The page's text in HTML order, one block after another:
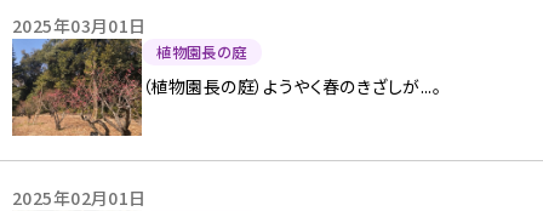
2025年03月01日
植物園長の庭
（植物園長の庭）ようやく春のきざしが...。
2025年02月01日